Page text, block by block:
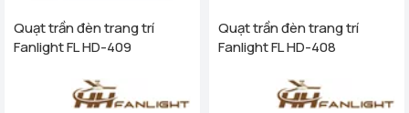
Quạt trần đèn trang trí
Fanlight FL HD-409
Quạt trần đèn trang trí
Fanlight FL HD-408